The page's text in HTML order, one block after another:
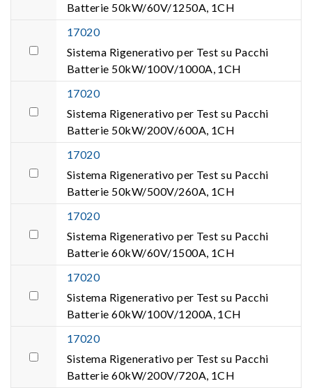
Batterie 50kW/60V/1250A, 1CH
17020
Sistema Rigenerativo per Test su Pacchi
Batterie 50kW/100V/1000A, 1CH
17020
Sistema Rigenerativo per Test su Pacchi
Batterie 50kW/200V/600A, 1CH
17020
Sistema Rigenerativo per Test su Pacchi
Batterie 50kW/500V/260A, 1CH
17020
Sistema Rigenerativo per Test su Pacchi
Batterie 60kW/60V/1500A, 1CH
17020
Sistema Rigenerativo per Test su Pacchi
Batterie 60kW/100V/1200A, 1CH
17020
Sistema Rigenerativo per Test su Pacchi
Batterie 60kW/200V/720A, 1CH